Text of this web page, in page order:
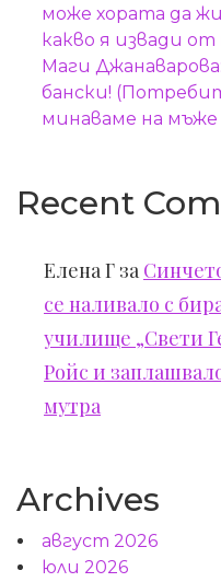
може хората да
какво я извади
Маги
бански!
минаваме на
Recent
Елена Г за
се наливало с
училище „Свети
Ройс и
мутра
Archives
август 2026
юли 2026